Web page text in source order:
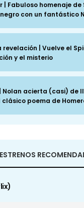
| Fabuloso homenaje
con un fantástico
revelación | Vuelve el
y el misterio
Nolan acierta (casi) de
clásico poema de